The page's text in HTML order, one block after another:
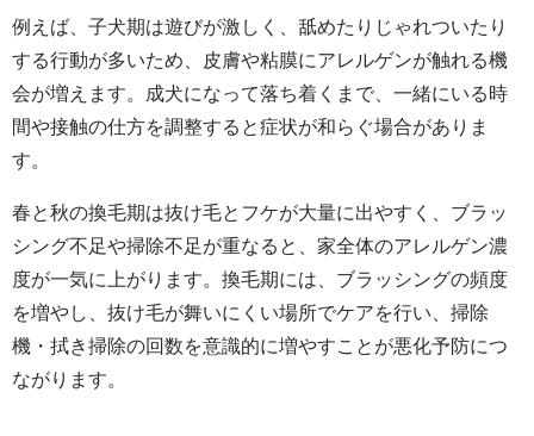
例えば、子犬期は遊びが激しく、舐めたりじゃれついたり
する行動が多いため、皮膚や粘膜にアレルゲンが触れる機
会が増えます。成犬になって落ち着くまで、一緒にいる時
間や接触の仕方を調整すると症状が和らぐ場合がありま
す。
春と秋の換毛期は抜け毛とフケが大量に出やすく、ブラッ
シング不足や掃除不足が重なると、家全体のアレルゲン濃
度が一気に上がります。換毛期には、ブラッシングの頻度
を増やし、抜け毛が舞いにくい場所でケアを行い、掃除
機・拭き掃除の回数を意識的に増やすことが悪化予防につ
ながります。